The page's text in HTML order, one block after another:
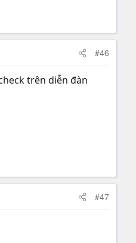
#46
trên diễn đàn
#47